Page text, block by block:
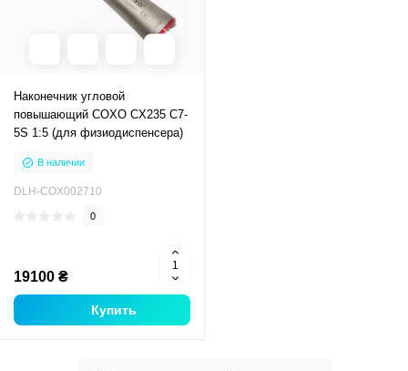
Наконечник угловой
повышающий COXO CX235 C7-
5S 1:5 (для физиодиспенсера)
В наличии
DLH-COX002710
0
19100 ₴
Купить